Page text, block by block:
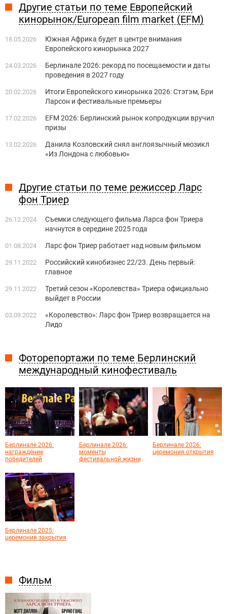
Фильм
Другие статьи по теме Европейский
кинорынок/European film market (EFM)
18.05.2026
Южная Африка будет в центре внимания
Европейского кинорынка 2027
24.03.2026
Берлинале 2026: рекорд по посещаемости и даты
проведения в 2027 году
20.02.2026
Итоги Европейского кинорынка 2026: Стэтэм, Бри
Ларсон и фестивальные премьеры
17.02.2026
EFM 2026: Берлинский рынок копродукции вручил
призы
13.02.2026
Данила Козловский снял англоязычный мюзикл
«Из Лондона с любовью»
Другие статьи по теме режиссер Ларс
фон Триер
26.12.2024
Съемки следующего фильма Ларса фон Триера
начнутся в середине 2025 года
01.08.2024 Ларс фон Триер работает над новым фильмом
29.11.2022
Российский кинобизнес 22/23. День первый:
главное
29.11.2022
Третий сезон «Королевства» Триера официально
выйдет в России
03.09.2022
«Королевство»: Ларс фон Триер возвращается на
Лидо
Фоторепортажи по теме Берлинский
международный кинофестиваль
Берлинале 2026:
награждение
победителей
Берлинале 2026:
моменты
фестивальной жизни
Берлинале 2026:
церемония открытия
Берлинале 2025:
церемония закрытия